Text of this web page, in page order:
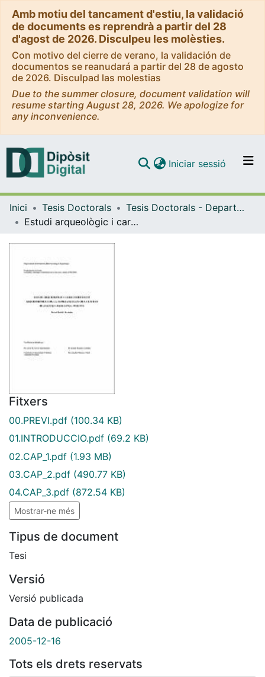
Amb motiu del tancament d'estiu, la validació
de documents es reprendrà a partir del 28
d'agost de 2026. Disculpeu les molèsties.
Con motivo del cierre de verano, la validación de
documentos se reanudará a partir del 28 de agosto
de 2026. Disculpad las molestias
Due to the summer closure, document validation will
resume starting August 28, 2026. We apologize for
any inconvenience.
Navega per tot el DD
Iniciar sessió (current)
Inici Tesis Doctorals
Tesis Doctorals - Departament - Prehistòria, Història Antiga i Arqueologia
Estudi arqueològic i caracterització arqueomètrica de la "terra sigillata" de la ciutat de Baetulo (Badalona)
Fitxers
00.PREVI.pdf (100.34 KB)
01.INTRODUCCIO.pdf (69.2 KB)
02.CAP_1.pdf (1.93 MB)
03.CAP_2.pdf (490.77 KB)
04.CAP_3.pdf (872.54 KB)
Mostrar-ne més
Tipus de document
Tesi
Versió
Versió publicada
Data de publicació
2005-12-16
Tots els drets reservats